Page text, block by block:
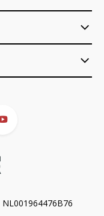
NL001964476B76